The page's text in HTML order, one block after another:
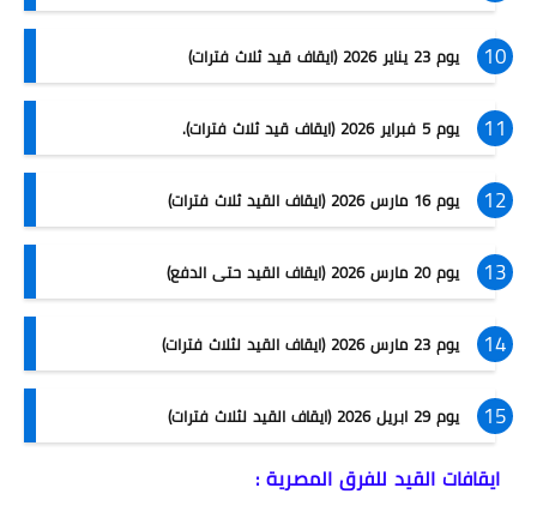
يوم 23 يناير 2026 (ايقاف قيد ثلاث فترات)
يوم 5 فبراير 2026 (ايقاف قيد ثلاث فترات).
يوم 16 مارس 2026 (ايقاف القيد ثلاث فترات)
يوم 20 مارس 2026 (ايقاف القيد حتى الدفع)
يوم 23 مارس 2026 (ايقاف القيد لثلاث فترات)
يوم 29 ابريل 2026 (ايقاف القيد لثلاث فترات)
ايقافات القيد للفرق المصرية :